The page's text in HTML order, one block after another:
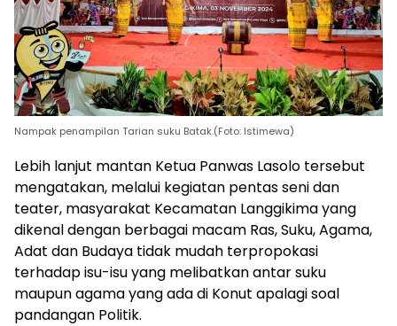
Nampak penampilan Tarian suku Batak.(Foto: Istimewa)
Lebih lanjut mantan Ketua Panwas Lasolo tersebut
mengatakan, melalui kegiatan pentas seni dan
teater, masyarakat Kecamatan Langgikima yang
dikenal dengan berbagai macam Ras, Suku, Agama,
Adat dan Budaya tidak mudah terpropokasi
terhadap isu-isu yang melibatkan antar suku
maupun agama yang ada di Konut apalagi soal
pandangan Politik.